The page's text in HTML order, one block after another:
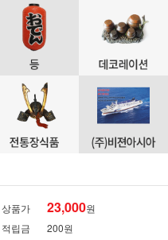
상품가 23,000원
적립금
200원